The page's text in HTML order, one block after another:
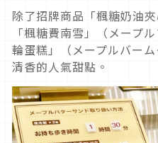
除了招牌商品「楓糖奶油
「楓糖費南雪」（メープ
輪蛋糕」（メープルバー
清香的人氣甜點。